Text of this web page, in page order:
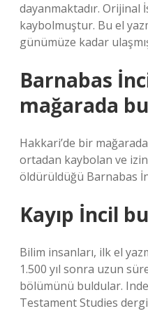
dayanmaktadır. Orijinal
kaybolmuştur. Bu el
günümüze kadar
Barnabas
mağarada
Hakkari’de bir
ortadan kaybolan ve
öldürüldüğü Barnabas
Kayıp İncil
Bilim insanları, ilk el
1.500 yıl sonra uzun
bölümünü buldular.
Testament Studies